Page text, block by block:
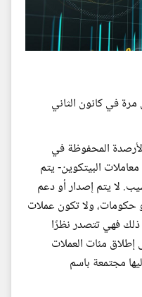
في كانون الثاني
المحفوظة في
البيتكوين- يتم
لا يتم إصدار أو دعم
حكومات، ولا تكون عملات
ذلك فهي تتصدر نظرًا
إطلاق مئات العملات
مجتمعة باسم